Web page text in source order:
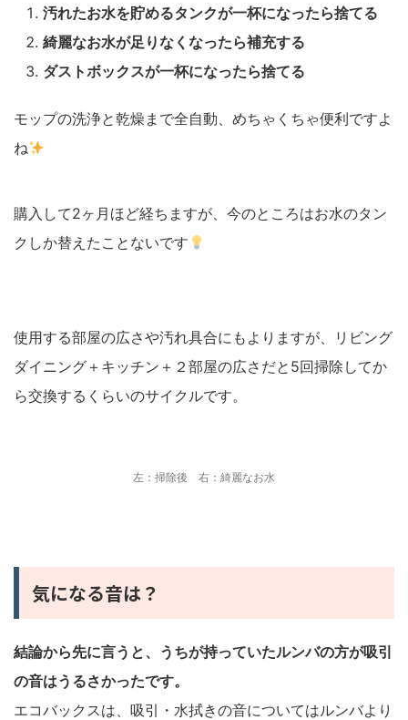
汚れたお水を貯めるタンクが一杯になったら捨てる
綺麗なお水が足りなくなったら補充する
ダストボックスが一杯になったら捨てる
モップの洗浄と乾燥まで全自動、めちゃくちゃ便利ですよ
ね
購入して2ヶ月ほど経ちますが、今のところはお水のタン
クしか替えたことないです
使用する部屋の広さや汚れ具合にもよりますが、リビング
ダイニング＋キッチン＋２部屋の広さだと5回掃除してか
ら交換するくらいのサイクルです。
左：掃除後 右：綺麗なお水
気になる音は？
結論から先に言うと、うちが持っていたルンバの方が吸引
の音はうるさかったです。
エコバックスは、吸引・水拭きの音についてはルンバより